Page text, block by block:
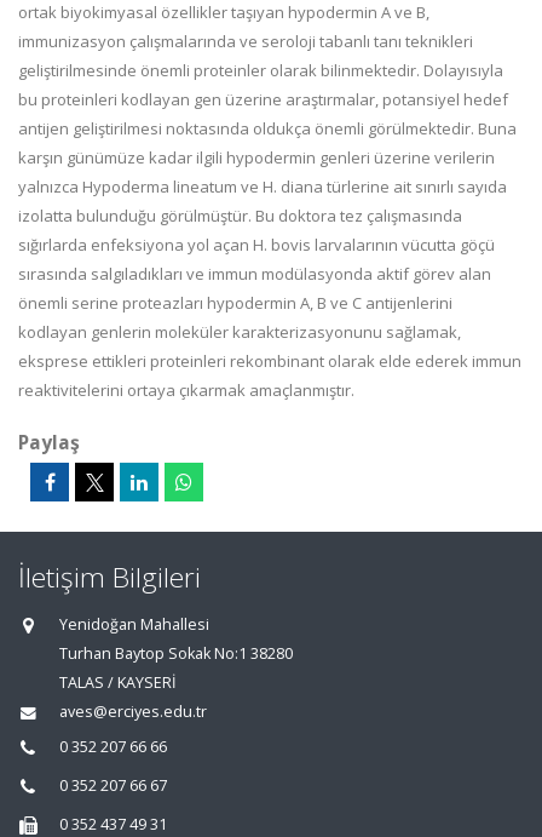
ortak biyokimyasal özellikler taşıyan hypodermin A ve B,
immunizasyon çalışmalarında ve seroloji tabanlı tanı teknikleri
geliştirilmesinde önemli proteinler olarak bilinmektedir. Dolayısıyla
bu proteinleri kodlayan gen üzerine araştırmalar, potansiyel hedef
antijen geliştirilmesi noktasında oldukça önemli görülmektedir. Buna
karşın günümüze kadar ilgili hypodermin genleri üzerine verilerin
yalnızca Hypoderma lineatum ve H. diana türlerine ait sınırlı sayıda
izolatta bulunduğu görülmüştür. Bu doktora tez çalışmasında
sığırlarda enfeksiyona yol açan H. bovis larvalarının vücutta göçü
sırasında salgıladıkları ve immun modülasyonda aktif görev alan
önemli serine proteazları hypodermin A, B ve C antijenlerini
kodlayan genlerin moleküler karakterizasyonunu sağlamak,
eksprese ettikleri proteinleri rekombinant olarak elde ederek immun
reaktivitelerini ortaya çıkarmak amaçlanmıştır.
Paylaş
İletişim Bilgileri
Yenidoğan Mahallesi
Turhan Baytop Sokak No:1 38280
TALAS / KAYSERİ
aves@erciyes.edu.tr
0 352 207 66 66
0 352 207 66 67
0 352 437 49 31